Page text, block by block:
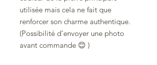
utilisée mais cela ne fait que
renforcer son charme authentique.
(Possibilité d’envoyer une photo
avant commande 😊 )